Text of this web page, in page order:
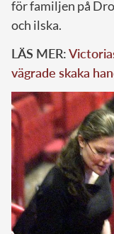
för familjen på
och ilska.
LÄS MER:
vägrade skaka